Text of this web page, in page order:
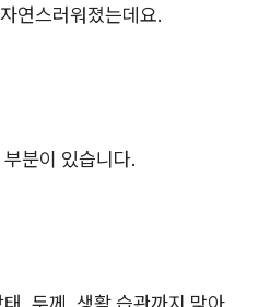
연스러워졌는데요.
분이 있습니다.